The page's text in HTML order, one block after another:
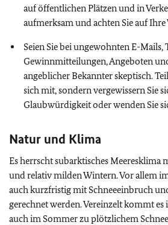
auf öffentlichen Plätzen und in
aufmerksam und achten Sie auf Ihre
Seien Sie bei ungewohnten E-Mails,
Gewinnmitteilungen, Angeboten
angeblicher Bekannter skeptisch.
sich mit, sondern vergewissern Sie
Glaubwürdigkeit oder wenden Sie
Natur und Klima
Es herrscht subarktisches Meeresklima
und relativ milden Wintern. Vor allem
auch kurzfristig mit Schneeeinbruch
gerechnet werden. Vereinzelt kommt
auch im Sommer zu plötzlichem